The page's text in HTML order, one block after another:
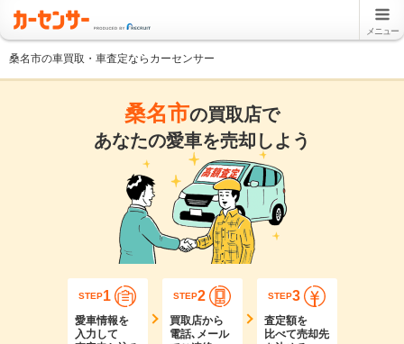
メニュー
桑名市の車買取・車査定ならカーセンサー
桑名市の買取店で
あなたの愛車を売却しよう
STEP1
愛車情報を
入力して
STEP2
買取店から
電話､メール
STEP3
査定額を
比べて売却先